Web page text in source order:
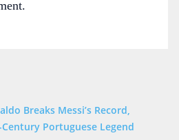
Breaks Messi’s Record,
Portuguese Legend